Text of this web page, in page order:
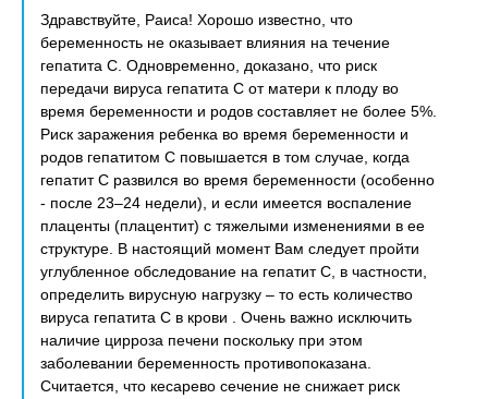
Здравствуйте, Раиса! Хорошо известно, что
беременность не оказывает влияния на течение
гепатита С. Одновременно, доказано, что риск
передачи вируса гепатита С от матери к плоду во
время беременности и родов составляет не более 5%.
Риск заражения ребенка во время беременности и
родов гепатитом С повышается в том случае, когда
гепатит С развился во время беременности (особенно
- после 23–24 недели), и если имеется воспаление
плаценты (плацентит) с тяжелыми изменениями в ее
структуре. В настоящий момент Вам следует пройти
углубленное обследование на гепатит С, в частности,
определить вирусную нагрузку – то есть количество
вируса гепатита С в крови . Очень важно исключить
наличие цирроза печени поскольку при этом
заболевании беременность противопоказана.
Считается, что кесарево сечение не снижает риск